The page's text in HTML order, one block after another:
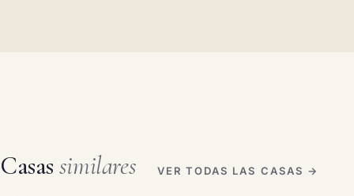
Casas similares VER TODAS LAS CASAS →